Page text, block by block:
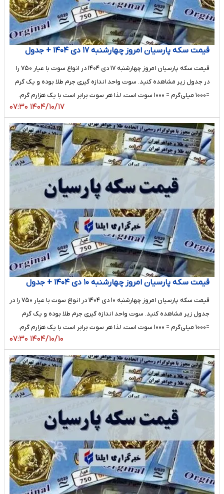
قیمت سکه پارسیان امروز چهارشنبه ۱۷ دی ۱۴۰۴ + جدول
قیمت سکه پارسیان امروز چهارشنبه ۱۷ دی ۱۴۰۴ در انواع سوت با عیار ۷۵۰ را
در جدول زیر مشاهده کنید. سوت واحد اندازه گیری جرم طلا بوده و یک گرم
=۱۰۰۰ میلی‌گرم = ۱۰۰۰ سوت است، لذا هر سوت برابر است با یک هزارم گرم.
۱۴۰۴/۱۰/۱۷ ۰۷:۳۰
قیمت سکه پارسیان امروز چهارشنبه ۱۰ دی ۱۴۰۴ + جدول
قیمت سکه پارسیان امروز چهارشنبه ۱۰ دی ۱۴۰۴ در انواع سوت با عیار ۷۵۰ را در
جدول زیر مشاهده کنید. سوت واحد اندازه گیری جرم طلا بوده و یک گرم
=۱۰۰۰ میلی‌گرم = ۱۰۰۰ سوت است، لذا هر سوت برابر است با یک هزارم گرم.
۱۴۰۴/۱۰/۱۰ ۰۷:۳۰